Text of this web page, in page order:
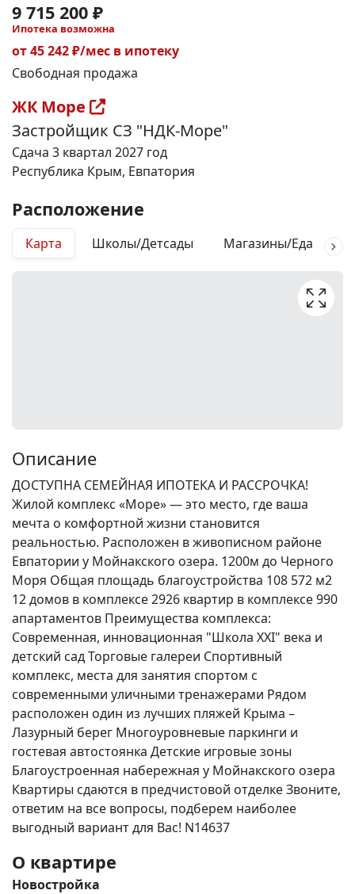
9 715 200 ₽
Ипотека возможна
от 45 242 ₽/мес в ипотеку
Свободная продажа
ЖК Море
Застройщик СЗ "НДК-Море"
Сдача 3 квартал 2027 год
Республика Крым, Евпатория
Расположение
Карта Школы/Детсады Магазины/Еда
Описание
ДОСТУПНА СЕМЕЙНАЯ ИПОТЕКА И РАССРОЧКА!
Жилой комплекс «Море» — это место, где ваша
мечта о комфортной жизни становится
реальностью. Расположен в живописном районе
Евпатории у Мойнакского озера. 1200м до Черного
Моря Общая площадь благоустройства 108 572 м2
12 домов в комплексе 2926 квартир в комплексе 990
апартаментов Преимущества комплекса:
Современная, инновационная "Школа ХХI" века и
детский сад Торговые галереи Спортивный
комплекс, места для занятия спортом с
современными уличными тренажерами Рядом
расположен один из лучших пляжей Крыма –
Лазурный берег Многоуровневые паркинги и
гостевая автостоянка Детские игровые зоны
Благоустроенная набережная у Мойнакского озера
Квартиры сдаются в предчистовой отделке Звоните,
ответим на все вопросы, подберем наиболее
выгодный вариант для Вас! N14637
О квартире
Новостройка